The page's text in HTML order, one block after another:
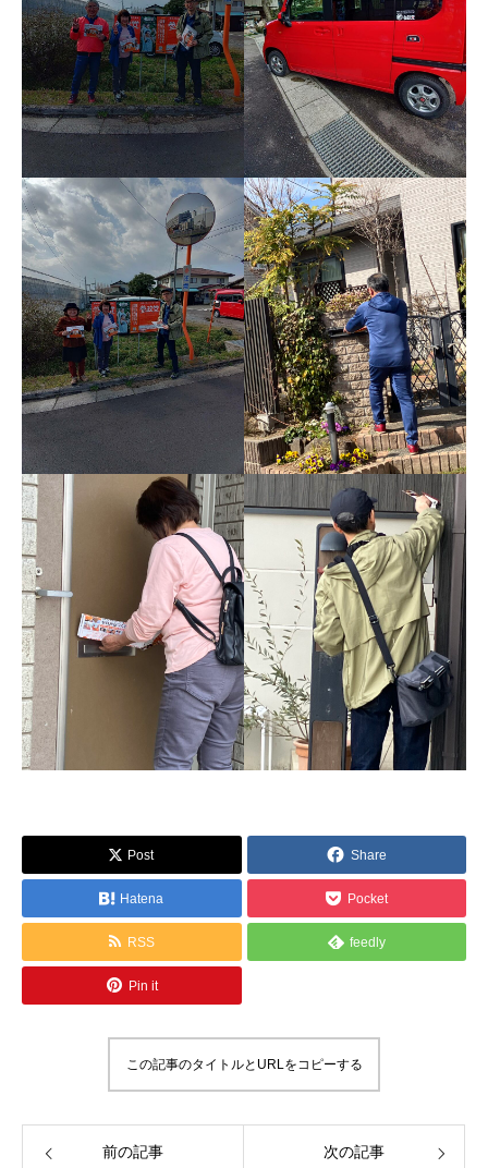
Post Share
Hatena Pocket
RSS feedly
Pin it
この記事のタイトルとURLをコピーする
前の記事 次の記事